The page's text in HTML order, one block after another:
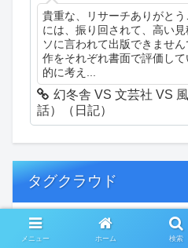
貴重な、リサーチありがと
には、振り回されて、高い
ソに言われて出版できませ
作をそれぞれ書面で評価し
的に考え...
幻冬舎 VS 文芸社 VS
話）（日記）
タグクラウド
創作
メニュー ホーム 検索